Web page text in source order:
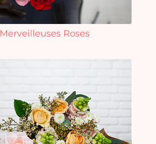
Merveilleuses Roses